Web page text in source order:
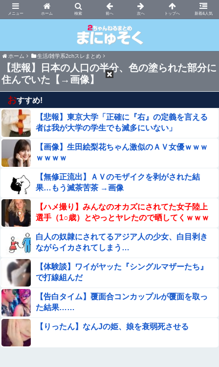
ホーム 新着&人気
まにゅそく 2chまとめニュース速報VIP
ホーム 生活/雑学系2chスレまとめ
【悲報】日本の人口の半分、色の塗られた部分に
住んでいた【→画像】
おすすめ!
【悲報】東京大学「正確に『右』の定義を言える
者は我が大学の学生でも滅多にいない」
【画像】生田絵梨花ちゃん激似のＡＶ女優ｗｗｗ
ｗｗｗｗ
【無修正流出】ＡＶのモザイクを剥がされた結
果…もう滅茶苦茶 →画像
【ハメ撮り】みんなのオカズにされてた女子陸上
選手（1○歳）とやっとヤレたので晒してくｗｗｗ
白人の奴隷にされてるアジア人の少女、白目剥き
ながらイカされてしまう…
【体験談】ワイがヤッた『シングルマザーたち』
で打線組んだ
【告白タイム】覆面合コンカップルが覆面を取っ
た結果……
【りったん】なんJの姫、娘を衰弱死させる